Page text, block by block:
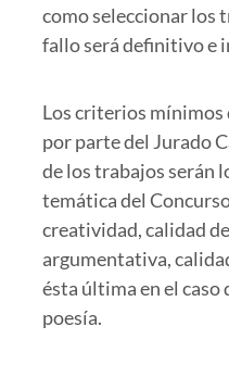
como seleccionar los
fallo será definitivo e
Los criterios mínimos
por parte del Jurado
de los trabajos serán
temática del
creatividad, calidad
argumentativa,
ésta última en el caso
poesía.